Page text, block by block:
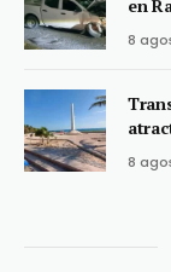
en
8
8